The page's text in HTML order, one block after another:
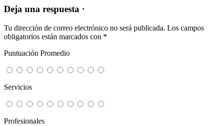
Deja una respuesta ·
Tu dirección de correo electrónico no será publicada. Los campos
obligatorios están marcados con *
Puntuación Promedio
Servicios
Profesionales